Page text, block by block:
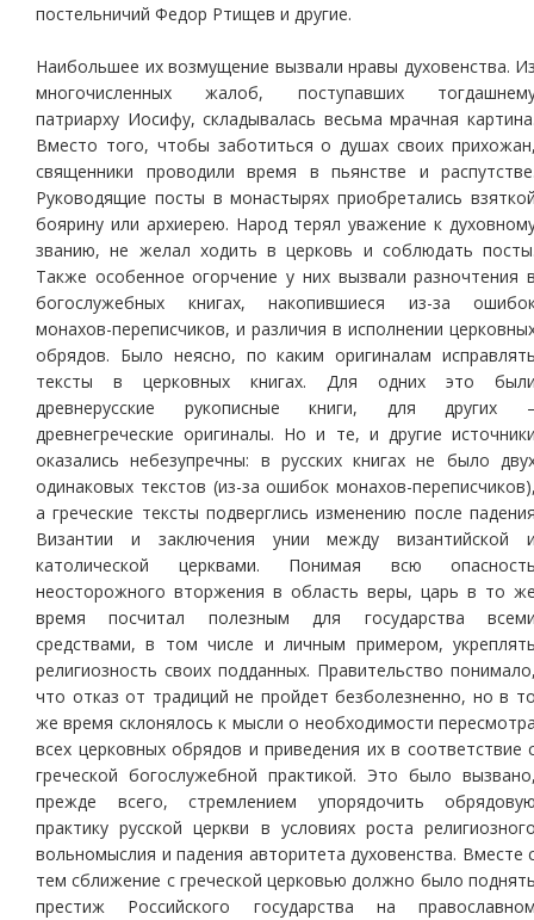
постельничий Федор Ртищев и другие.
Наибольшее их возмущение вызвали нравы духовенства.
многочисленных жалоб, поступавших
патриарху Иосифу, складывалась весьма мрачная
Вместо того, чтобы заботиться о душах своих
священники проводили время в пьянстве и
Руководящие посты в монастырях приобретались
боярину или архиерею. Народ терял уважение к
званию, не желал ходить в церковь и соблюдать
Также особенное огорчение у них вызвали разночтения
богослужебных книгах, накопившиеся из-за
монахов-переписчиков, и различия в исполнении
обрядов. Было неясно, по каким оригиналам
тексты в церковных книгах. Для одних это
древнерусские рукописные книги, для других
древнегреческие оригиналы. Но и те, и другие
оказались небезупречны: в русских книгах не было
одинаковых текстов (из-за ошибок монахов-
а греческие тексты подверглись изменению после
Византии и заключения унии между византийской
католической церквами. Понимая всю
неосторожного вторжения в область веры, царь в то
время посчитал полезным для государства
средствами, в том числе и личным примером,
религиозность своих подданных. Правительство
что отказ от традиций не пройдет безболезненно, но в
же время склонялось к мысли о необходимости
всех церковных обрядов и приведения их в соответствие
греческой богослужебной практикой. Это было
прежде всего, стремлением упорядочить
практику русской церкви в условиях роста
вольномыслия и падения авторитета духовенства. Вместе
тем сближение с греческой церковью должно было
престиж Российского государства на